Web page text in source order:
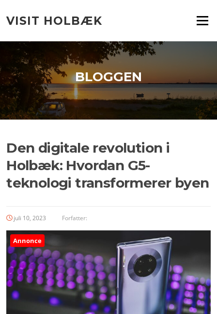
indhold
VISIT HOLBÆK Menu
BLOGGEN
Den digitale revolution i
Holbæk: Hvordan G5-
teknologi transformerer byen
juli 10, 2023 Forfatter:
Annonce